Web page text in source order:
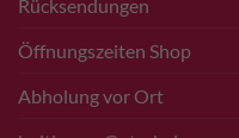
Rücksendungen
Öffnungszeiten Shop
Abholung vor Ort